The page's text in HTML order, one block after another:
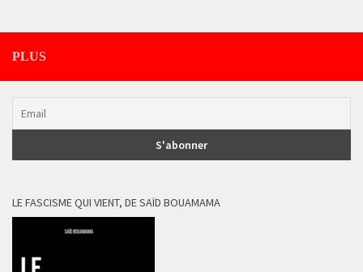
PLUS
LE FASCISME QUI VIENT, DE SAÏD BOUAMAMA